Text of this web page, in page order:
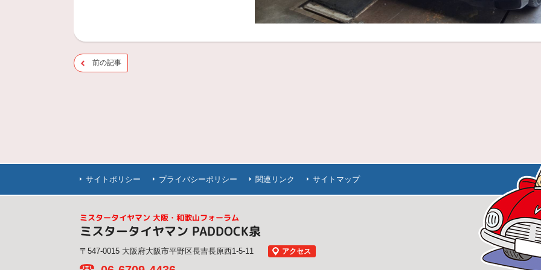
前の記事
サイトポリシー プライバシーポリシー 関連リンク サイトマップ
ミスタータイヤマン 大阪・和歌山フォーラム
ミスタータイヤマン PADDOCK泉
〒547-0015 大阪府大阪市平野区長吉長原西1-5-11 アクセス